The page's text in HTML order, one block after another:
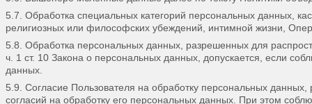
5.7. Обработка специальных категорий персональных данных,
религиозных или философских убеждений, интимной жизни,
5.8. Обработка персональных данных, разрешенных для
ч. 1 ст. 10 Закона о персональных данных, допускается, если
данных.
5.9. Согласие Пользователя на обработку персональных
согласий на обработку его персональных данных. При этом